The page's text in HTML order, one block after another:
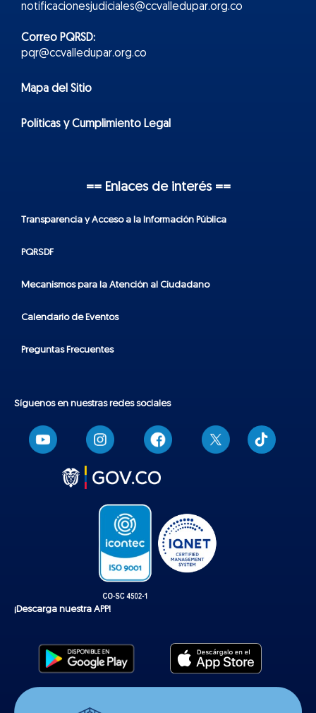
notificacionesjudiciales@ccvalledupar.org.co
Correo PQRSD:
pqr@ccvalledupar.org.co
Mapa del Sitio
Políticas y Cumplimiento Legal
== Enlaces de interés ==
Transparencia y Acceso a la Información Pública
PQRSDF
Mecanismos para la Atención al Ciudadano
Calendario de Eventos
Preguntas Frecuentes
Síguenos en nuestras redes sociales
T
i
k
¡Descarga nuestra APP!